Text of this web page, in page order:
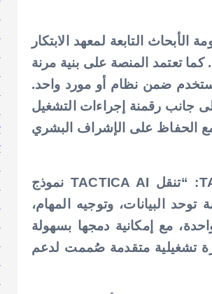
التابعة لمعهد الابتكار
كما تعتمد المنصة على بنية مرنة
ضمن نظام أو مورد واحد.
جانب رقمنة إجراءات التشغيل
مع الحفاظ على الإشراف البشري
ومن جانبه، قال الدكتور شوقي القاسمي، نيابةً عن TACTICA AI: “تنقل TACTICA AI نموذج
البيانات، وتوجيه المهام،
مع إمكانية دمجها بسهولة
تشغيلية متقدمة صُممت لدعم